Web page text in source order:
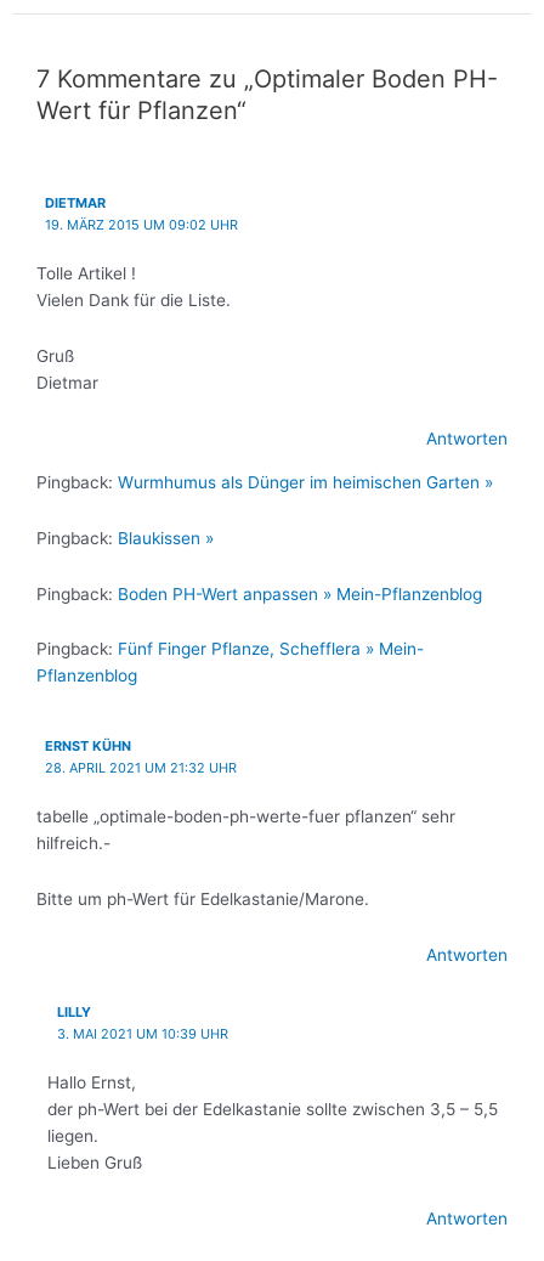
7 Kommentare zu „Optimaler Boden PH-
Wert für Pflanzen“
DIETMAR
19. MÄRZ 2015 UM 09:02 UHR
Tolle Artikel !
Vielen Dank für die Liste.
Gruß
Dietmar
Antworten
Pingback: Wurmhumus als Dünger im heimischen Garten »
Pingback: Blaukissen »
Pingback: Boden PH-Wert anpassen » Mein-Pflanzenblog
Pingback: Fünf Finger Pflanze, Schefflera » Mein-
Pflanzenblog
ERNST KÜHN
28. APRIL 2021 UM 21:32 UHR
tabelle „optimale-boden-ph-werte-fuer pflanzen“ sehr
hilfreich.-
Bitte um ph-Wert für Edelkastanie/Marone.
Antworten
LILLY
3. MAI 2021 UM 10:39 UHR
Hallo Ernst,
der ph-Wert bei der Edelkastanie sollte zwischen 3,5 – 5,5
liegen.
Lieben Gruß
Antworten